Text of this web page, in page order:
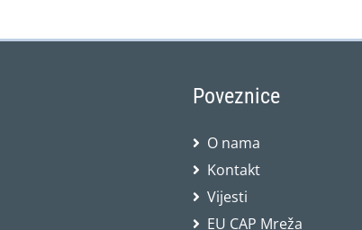
Poveznice
O nama
Kontakt
Vijesti
EU CAP Mreža